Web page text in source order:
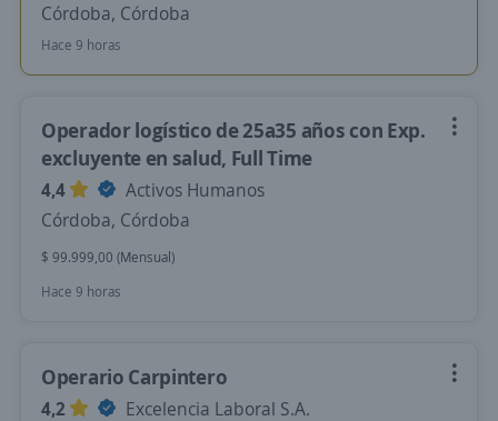
Córdoba, Córdoba
Hace 9 horas
Operador logístico de 25a35 años con Exp.
excluyente en salud, Full Time
4,4
Activos Humanos
Córdoba, Córdoba
$ 99.999,00 (Mensual)
Hace 9 horas
Operario Carpintero
4,2 Excelencia Laboral S.A.